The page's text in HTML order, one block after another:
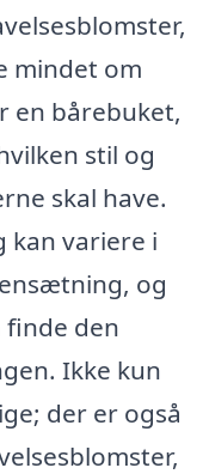
mindet om
en bårebuket,
stil og
skal have.
kan variere i
og
finde den
Ikke kun
der er også